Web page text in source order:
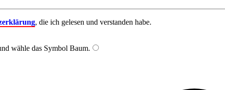
, die ich gelesen und verstanden habe.
wähle das Symbol Baum.